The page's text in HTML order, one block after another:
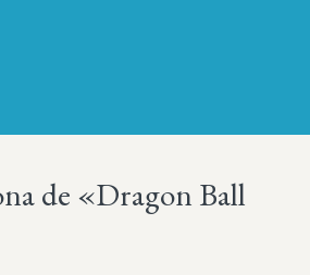
de «Dragon Ball